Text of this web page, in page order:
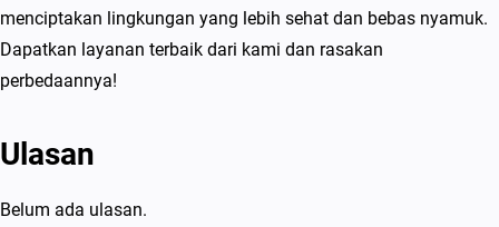
menciptakan lingkungan yang lebih sehat dan bebas nyamuk.
Dapatkan layanan terbaik dari kami dan rasakan
perbedaannya!
Ulasan
Belum ada ulasan.